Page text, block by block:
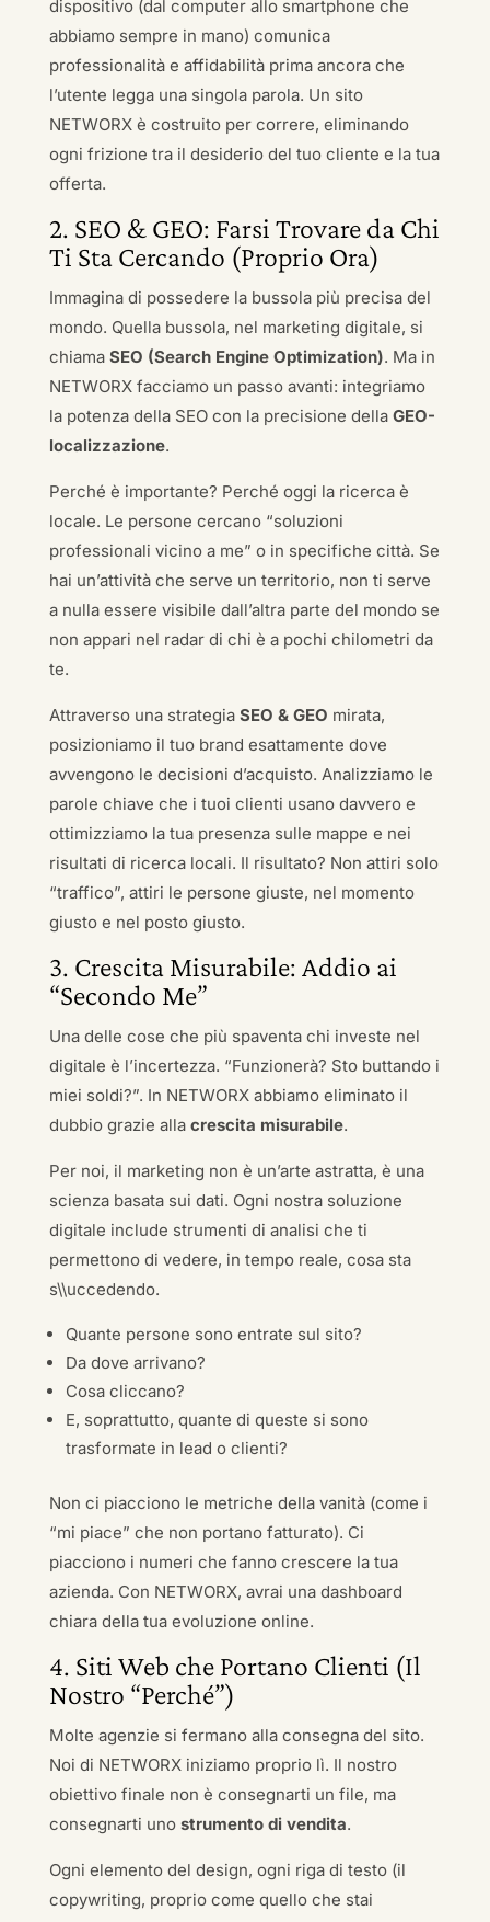
dispositivo (dal computer allo smartphone che
abbiamo sempre in mano) comunica
professionalità e affidabilità prima ancora che
l’utente legga una singola parola. Un sito
NETWORX è costruito per correre, eliminando
ogni frizione tra il desiderio del tuo cliente e la tua
offerta.
2. SEO & GEO: Farsi Trovare da Chi
Ti Sta Cercando (Proprio Ora)
Immagina di possedere la bussola più precisa del
mondo. Quella bussola, nel marketing digitale, si
chiama SEO (Search Engine Optimization). Ma in
NETWORX facciamo un passo avanti: integriamo
la potenza della SEO con la precisione della GEO-
localizzazione.
Perché è importante? Perché oggi la ricerca è
locale. Le persone cercano “soluzioni
professionali vicino a me” o in specifiche città. Se
hai un’attività che serve un territorio, non ti serve
a nulla essere visibile dall’altra parte del mondo se
non appari nel radar di chi è a pochi chilometri da
te.
Attraverso una strategia SEO & GEO mirata,
posizioniamo il tuo brand esattamente dove
avvengono le decisioni d’acquisto. Analizziamo le
parole chiave che i tuoi clienti usano davvero e
ottimizziamo la tua presenza sulle mappe e nei
risultati di ricerca locali. Il risultato? Non attiri solo
“traffico”, attiri le persone giuste, nel momento
giusto e nel posto giusto.
3. Crescita Misurabile: Addio ai
“Secondo Me”
Una delle cose che più spaventa chi investe nel
digitale è l’incertezza. “Funzionerà? Sto buttando i
miei soldi?”. In NETWORX abbiamo eliminato il
dubbio grazie alla crescita misurabile.
Per noi, il marketing non è un’arte astratta, è una
scienza basata sui dati. Ogni nostra soluzione
digitale include strumenti di analisi che ti
permettono di vedere, in tempo reale, cosa sta
s\\uccedendo.
Quante persone sono entrate sul sito?
Da dove arrivano?
Cosa cliccano?
E, soprattutto, quante di queste si sono
trasformate in lead o clienti?
Non ci piacciono le metriche della vanità (come i
“mi piace” che non portano fatturato). Ci
piacciono i numeri che fanno crescere la tua
azienda. Con NETWORX, avrai una dashboard
chiara della tua evoluzione online.
4. Siti Web che Portano Clienti (Il
Nostro “Perché”)
Molte agenzie si fermano alla consegna del sito.
Noi di NETWORX iniziamo proprio lì. Il nostro
obiettivo finale non è consegnarti un file, ma
consegnarti uno strumento di vendita.
Ogni elemento del design, ogni riga di testo (il
copywriting, proprio come quello che stai